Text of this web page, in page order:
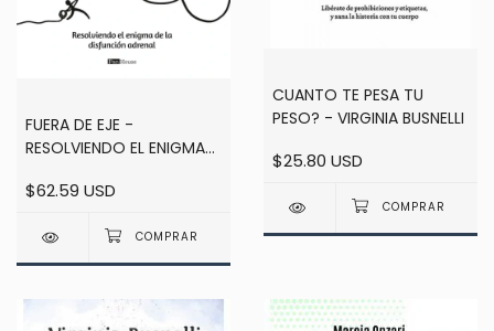
FUERA DE EJE -
RESOLVIENDO EL ENIGMA
ADRENAL - DRA DELFINA
$62.59 USD
CUANTO TE PESA TU
PESO? - VIRGINIA BUSNELLI
$25.80 USD